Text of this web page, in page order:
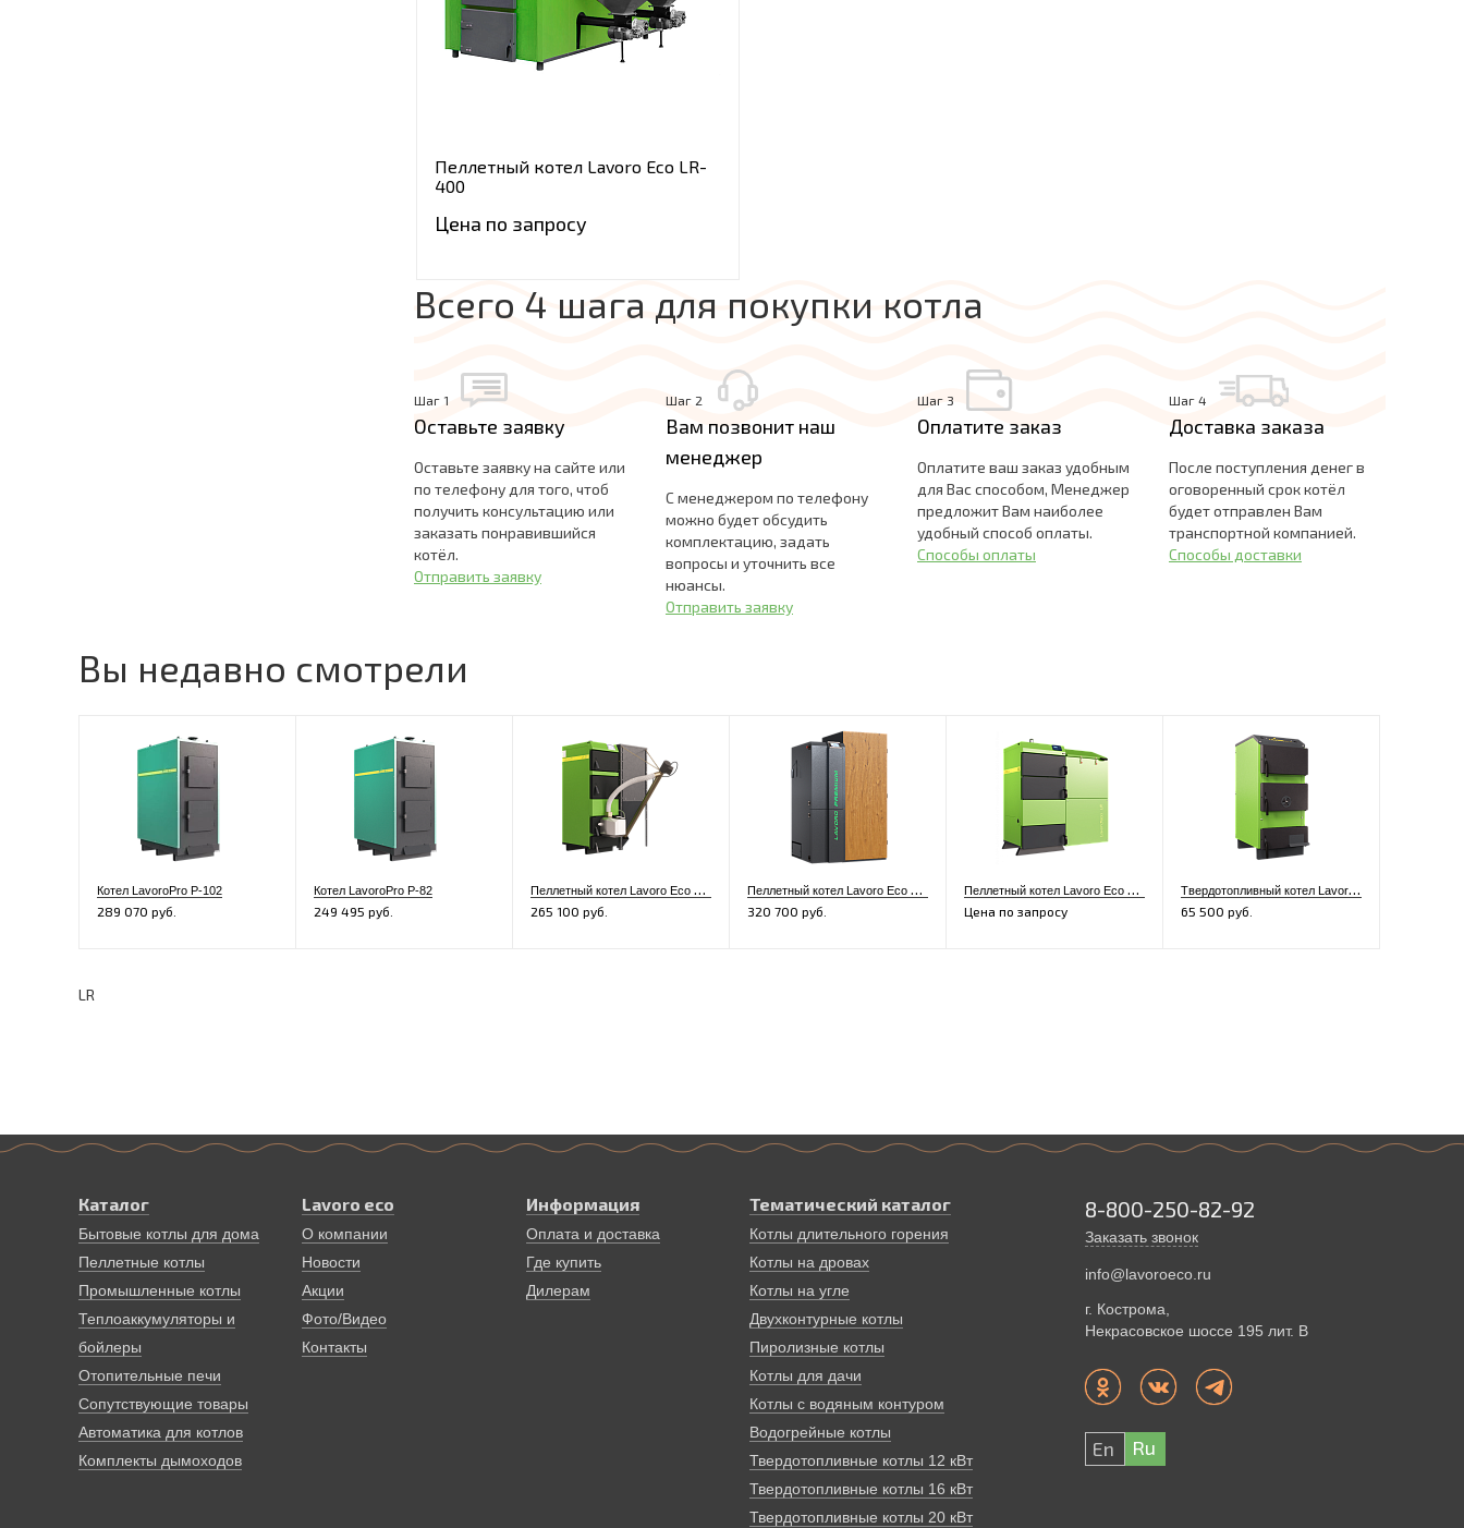
Пеллетный котел Lavoro Eco LR-
400
Цена по запросу
Всего 4 шага для покупки котла
Шаг 1
Оставьте заявку
Оставьте заявку на сайте или
по телефону для того, чтоб
получить консультацию или
заказать понравившийся
котёл.
Отправить заявку
Шаг 2
Вам позвонит наш
менеджер
С менеджером по телефону
можно будет обсудить
комплектацию, задать
вопросы и уточнить все
нюансы.
Отправить заявку
Шаг 3
Оплатите заказ
Оплатите ваш заказ удобным
для Вас способом, Менеджер
предложит Вам наиболее
удобный способ оплаты.
Способы оплаты
Шаг 4
Доставка заказа
После поступления денег в
оговоренный срок котёл
будет отправлен Вам
транспортной компанией.
Способы доставки
Вы недавно смотрели
Котел LavoroPro Р-102
289 070 руб.
Котел LavoroPro Р-82
249 495 руб.
П
еллетный котел Lavoro Eco LF-16
265 100 руб.
П
еллетный котел Lavoro Eco LP-37 Premium
320 700 руб.
П
еллетный котел Lavoro Eco LR-16
Цена по запросу
Т
вердотопливный котел Lavoro Eco M-10
65 500 руб.
LR
Каталог
Бытовые котлы для дома
Пеллетные котлы
Промышленные котлы
Теплоаккумуляторы и
бойлеры
Отопительные печи
Сопутствующие товары
Автоматика для котлов
Комплекты дымоходов
Lavoro eco
О компании
Новости
Акции
Фото/Видео
Контакты
Информация
Оплата и доставка
Где купить
Дилерам
Тематический каталог
Котлы длительного горения
Котлы на дровах
Котлы на угле
Двухконтурные котлы
Пиролизные котлы
Котлы для дачи
Котлы с водяным контуром
Водогрейные котлы
Твердотопливные котлы 12 кВт
Твердотопливные котлы 16 кВт
Твердотопливные котлы 20 кВт
8-800-250-82-92
Заказать звонок
info@lavoroeco.ru
г. Кострома,
Некрасовское шоссе 195 лит. В
En Ru